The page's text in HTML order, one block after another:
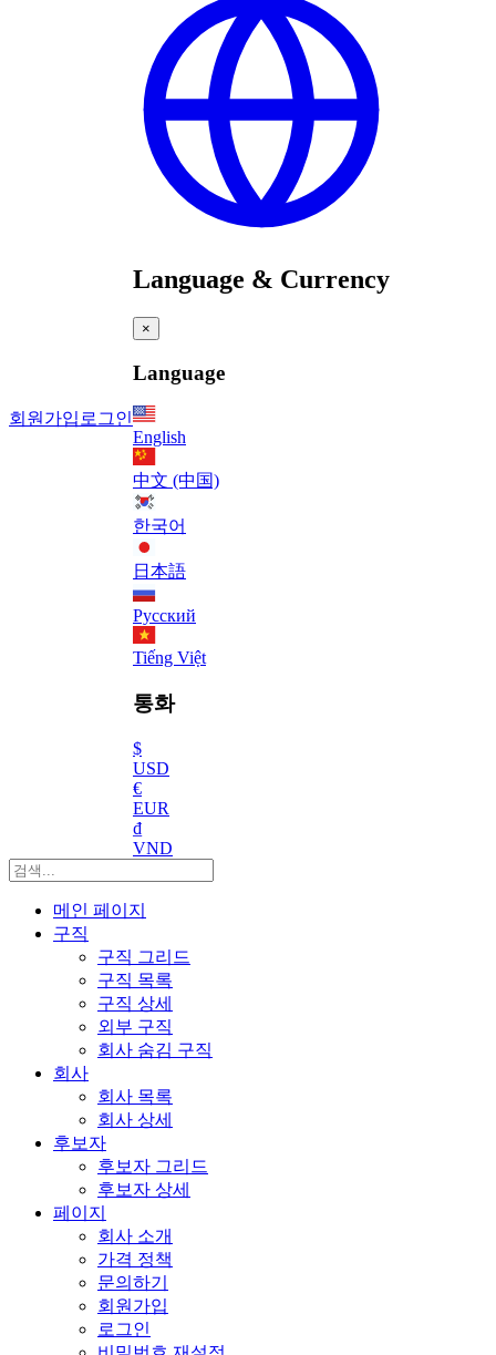
회원가입 로그인
Language & Currency
×
Language
English
中文 (中国)
한국어
日本語
Русский
Tiếng Việt
통화
$
USD
€
EUR
₫
VND
메인 페이지
구직
구직 그리드
구직 목록
구직 상세
외부 구직
회사 숨김 구직
회사
회사 목록
회사 상세
후보자
후보자 그리드
후보자 상세
페이지
회사 소개
가격 정책
문의하기
회원가입
로그인